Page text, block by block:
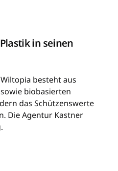
in seinen
besteht aus
biobasierten
das Schützenswerte
Die Agentur Kastner